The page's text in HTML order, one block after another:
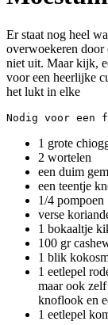
Er staat nog heel
overwoekeren door
niet uit. Maar kijk,
voor een heerlijke
het lukt in elke
Nodig voor een
1 grote
2 wortelen
een duim
een teentje
1/4 pompoen
verse
1 bokaaltje
100 gr
1 blik
1 eetlepel
maar ook
knoflook en
1 eetlepel